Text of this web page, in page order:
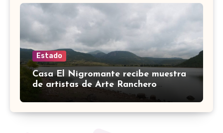
Estado
Casa El Nigromante recibe muestra
de artistas de Arte Ranchero